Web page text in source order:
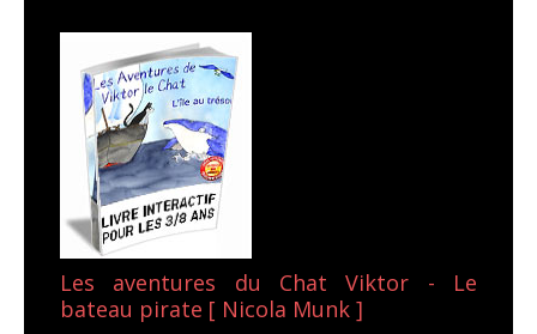
Les aventures du Chat Viktor - Le
bateau pirate [ Nicola Munk ]